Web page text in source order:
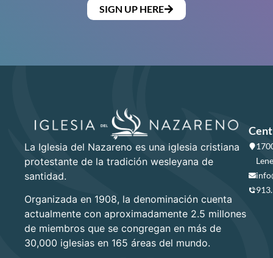
SIGN UP HERE
La Iglesia del Nazareno es una iglesia cristiana
protestante de la tradición wesleyana de
santidad.
Organizada en 1908, la denominación cuenta
actualmente con aproximadamente 2.5 millones
de miembros que se congregan en más de
30,000 iglesias en 165 áreas del mundo.